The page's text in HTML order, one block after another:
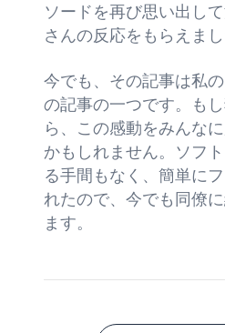
ソードを再び思い出し
さんの反応をもらえまし
今でも、その記事は私
の記事の一つです。も
ら、この感動をみんな
かもしれません。ソフ
る手間もなく、簡単に
れたので、今でも同僚
ます。